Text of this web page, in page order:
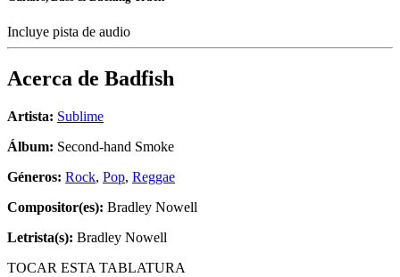
Incluye pista de audio
Acerca de Badfish
Artista: Sublime
Álbum: Second-hand Smoke
Géneros: Rock, Pop, Reggae
Compositor(es): Bradley Nowell
Letrista(s): Bradley Nowell
TOCAR ESTA TABLATURA